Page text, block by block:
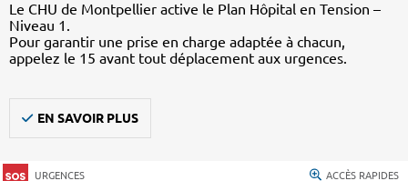
Le CHU de Montpellier active le Plan Hôpital en Tension –
Niveau 1.
Pour garantir une prise en charge adaptée à chacun,
appelez le 15 avant tout déplacement aux urgences.
EN SAVOIR PLUS
URGENCES ACCÈS RAPIDES